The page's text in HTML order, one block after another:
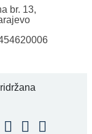
br. 13,